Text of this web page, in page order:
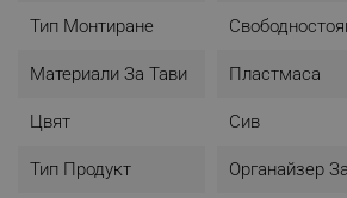
Тип Монтиране
Материали За Тави Пластмаса
Цвят Сив
Тип Продукт Органайзер